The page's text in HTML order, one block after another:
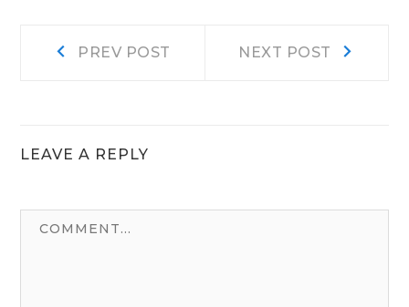
PostPREV POST NEXT POST
LEAVE A REPLY